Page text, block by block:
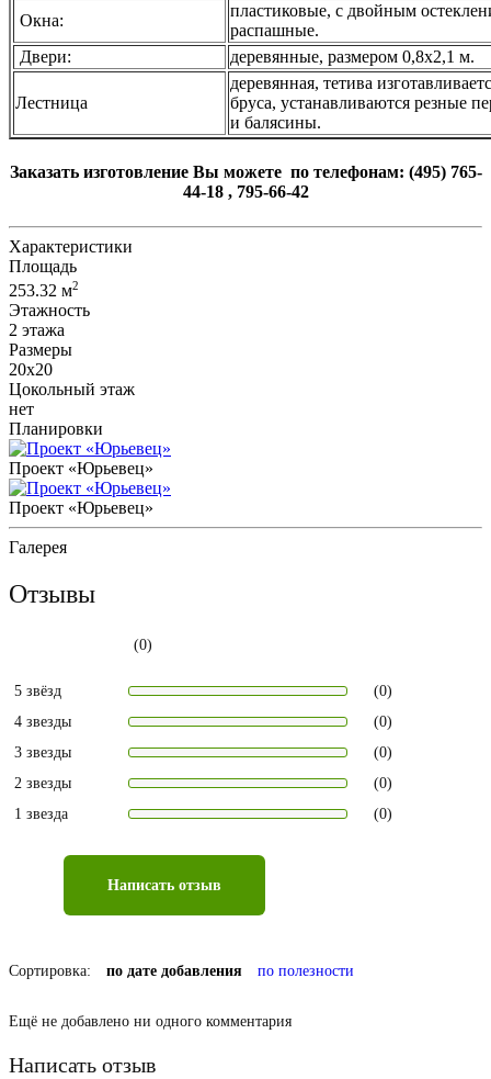
Окна:
пластиковые, с двойным
распашные.
Двери:
деревянные, размером 0,8х2,1 м.
Лестница
деревянная, тетива
бруса, устанавливаются резные
и балясины.
Заказать изготовление Вы можете по телефонам: (495) 765-
44-18 , 795-66-42
Характеристики
Площадь
253.32 м2
Этажность
2 этажа
Размеры
20х20
Цокольный этаж
нет
Планировки
Проект «Юрьевец»
Проект «Юрьевец»
Галерея
Отзывы
(0)
5 звёзд
(0)
4 звезды
(0)
3 звезды
(0)
2 звезды
(0)
1 звезда
(0)
Написать отзыв
Сортировка: по дате добавления по полезности
Ещё не добавлено ни одного комментария
Написать отзыв